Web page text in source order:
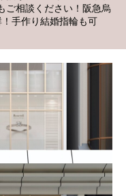
ご相談ください！阪急烏
手作り結婚指輪も可